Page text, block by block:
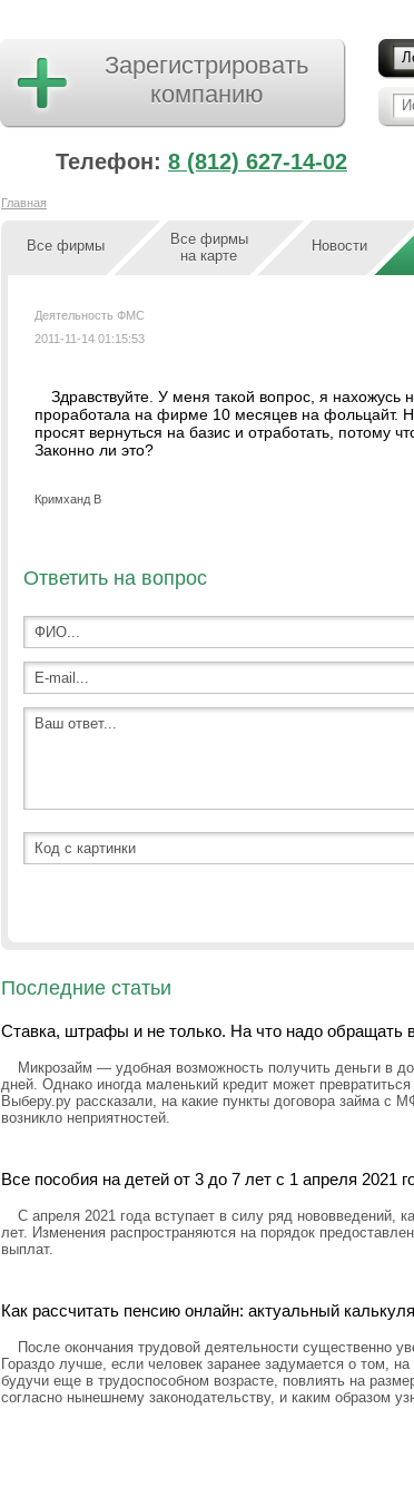
Зарегистрировать
компанию
Телефон: 8 (812) 627-14-02
Главная
Все фирмы
Все фирмы
на карте
Новости
Деятельность ФМС
2011-11-14 01:15:53
Здравствуйте. У меня такой вопрос, я нахожусь
проработала на фирме 10 месяцев на фольцайт.
просят вернуться на базис и отработать, потому
Законно ли это?
Кримханд В
Ответить на вопрос
Последние статьи
Ставка, штрафы и не только. На что надо обращать
Микрозайм — удобная возможность получить деньги в
дней. Однако иногда маленький кредит может
Выберу.ру рассказали, на какие пункты договора займа с
возникло неприятностей.
Все пособия на детей от 3 до 7 лет с 1 апреля
С апреля 2021 года вступает в силу ряд нововведений,
лет. Изменения распространяются на порядок
выплат.
Как рассчитать пенсию онлайн: актуальный
После окончания трудовой деятельности существенно
Гораздо лучше, если человек заранее задумается о том,
будучи еще в трудоспособном возрасте, повлиять на
согласно нынешнему законодательству, и каким образом